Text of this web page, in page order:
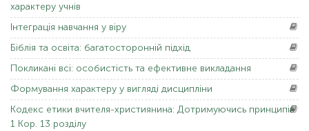
характеру учнів
Інтеграція навчання у віру
Біблія та освіта: багатосторонній підхід
Покликані всі: особистість та ефективне викладання
Формування характеру у вигляді дисципліни
Кодекс етики вчителя-християнина: Дотримуючись принципів
1 Кор. 13 розділу